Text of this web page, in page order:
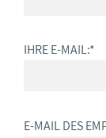
IHRE E-MAIL:*
E-MAIL DES